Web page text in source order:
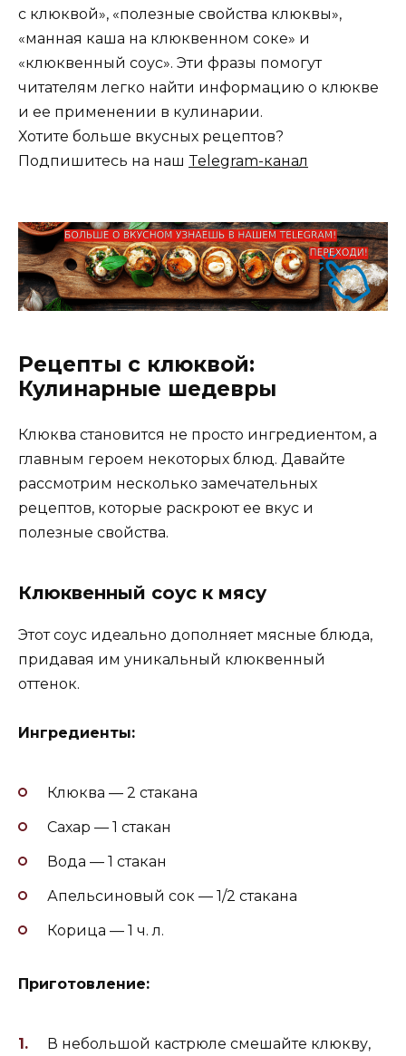
с клюквой», «полезные свойства клюквы»,
«манная каша на клюквенном соке» и
«клюквенный соус». Эти фразы помогут
читателям легко найти информацию о клюкве
и ее применении в кулинарии.
Хотите больше вкусных рецептов?
Подпишитесь на наш Telegram-канал
Рецепты с клюквой:
Кулинарные шедевры
Клюква становится не просто ингредиентом, а
главным героем некоторых блюд. Давайте
рассмотрим несколько замечательных
рецептов, которые раскроют ее вкус и
полезные свойства.
Клюквенный соус к мясу
Этот соус идеально дополняет мясные блюда,
придавая им уникальный клюквенный
оттенок.
Ингредиенты:
Клюква — 2 стакана
Сахар — 1 стакан
Вода — 1 стакан
Апельсиновый сок — 1/2 стакана
Корица — 1 ч. л.
Приготовление:
В небольшой кастрюле смешайте клюкву,